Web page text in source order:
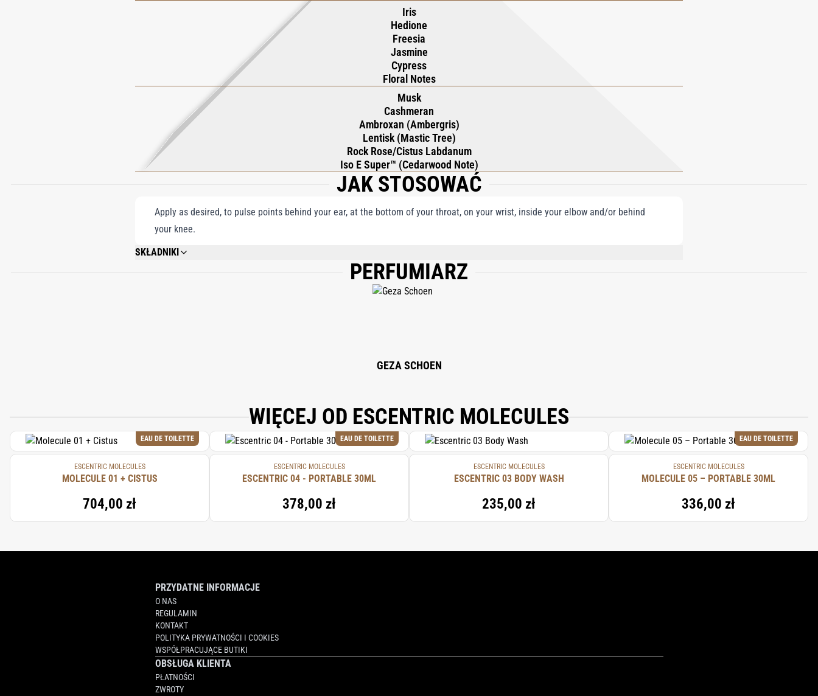
Iris
Hedione
Freesia
Jasmine
Cypress
Floral Notes
Musk
Cashmeran
Ambroxan (Ambergris)
Lentisk (Mastic Tree)
Rock Rose/Cistus Labdanum
Iso E Super™ (Cedarwood Note)
JAK STOSOWAĆ
Apply as desired, to pulse points behind your ear, at the bottom of your throat, on your wrist, inside your elbow and/or behind
your knee.
SKŁADNIKI
ALCOHOL DENAT., AQUA (WATER), PARFUM (FRAGRANCE), LIMONENE, LINALOOL, FARNESOL, BENZYL BENZOATE, CITRONELLOL, CITRAL, TREEMOSS, GERANIOL,
PERFUMIARZ
GEZA SCHOEN
WIĘCEJ OD ESCENTRIC MOLECULES
EAU DE TOILETTE
ESCENTRIC MOLECULES
MOLECULE 01 + CISTUS
704,00 zł
EAU DE TOILETTE
ESCENTRIC MOLECULES
ESCENTRIC 04 - PORTABLE 30ML
378,00 zł
ESCENTRIC MOLECULES
ESCENTRIC 03 BODY WASH
235,00 zł
EAU DE TOILETTE
ESCENTRIC MOLECULES
MOLECULE 05 – PORTABLE 30ML
336,00 zł
PRZYDATNE INFORMACJE
O NAS
REGULAMIN
KONTAKT
POLITYKA PRYWATNOŚCI I COOKIES
WSPÓŁPRACUJĄCE BUTIKI
OBSŁUGA KLIENTA
PŁATNOŚCI
ZWROTY